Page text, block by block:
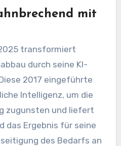
mit
transformiert
durch seine KI-
2017 eingeführte
Intelligenz, um die
zugunsten und liefert
das Ergebnis für seine
des Bedarfs an